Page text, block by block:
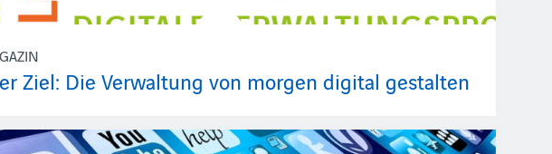
Ziel: Die Verwaltung von morgen digital gestalten